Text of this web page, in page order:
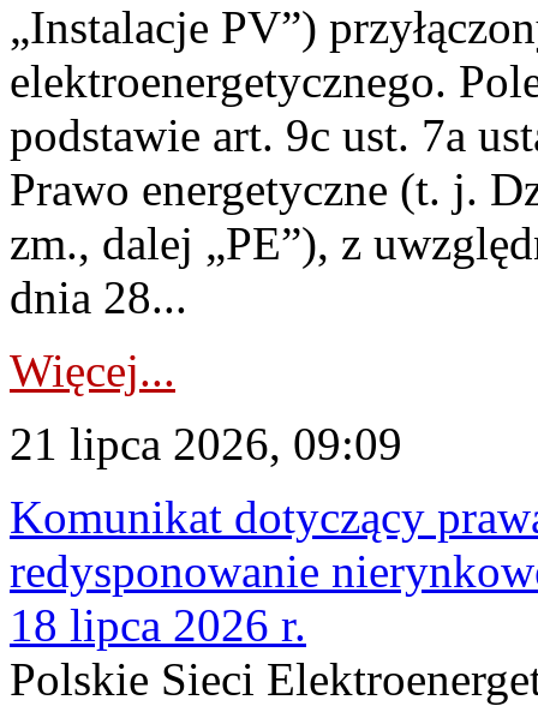
„Instalacje PV”)
elektroenergetycznego.
podstawie art. 9c ust. 7a
Prawo energetyczne (t. j.
zm., dalej „PE”), z
dnia 28...
Więcej...
21 lipca 2026, 09:09
Komunikat dotyczący
redysponowanie
18 lipca 2026 r.
Polskie Sieci